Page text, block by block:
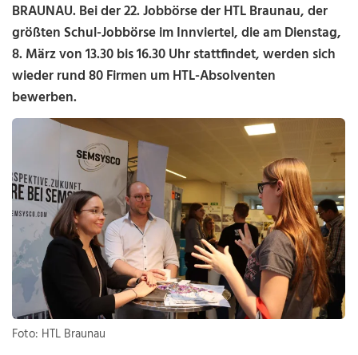
BRAUNAU. Bei der 22. Jobbörse der HTL Braunau, der
größten Schul-Jobbörse im Innviertel, die am Dienstag,
8. März von 13.30 bis 16.30 Uhr stattfindet, werden sich
wieder rund 80 Firmen um HTL-Absolventen
bewerben.
Foto: HTL Braunau